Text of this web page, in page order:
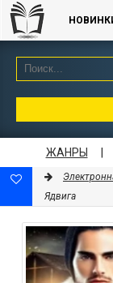
ЖАНРЫ
Ядвига